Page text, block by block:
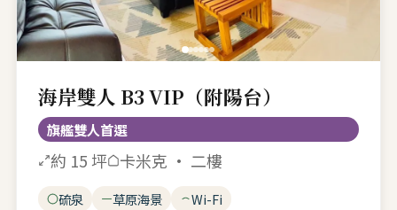
海岸雙人 B3 VIP（附陽台）
旗艦雙人首選
約 15 坪 卡米克 · 二樓
硫泉 草原海景 Wi-Fi